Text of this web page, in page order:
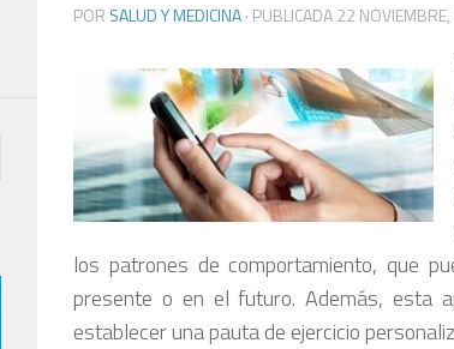
POR SALUD Y MEDICINA· PUBLICADA22
los patrones de comportamiento, que
presente o en el futuro. Además, esta
establecer una pauta de ejercicio